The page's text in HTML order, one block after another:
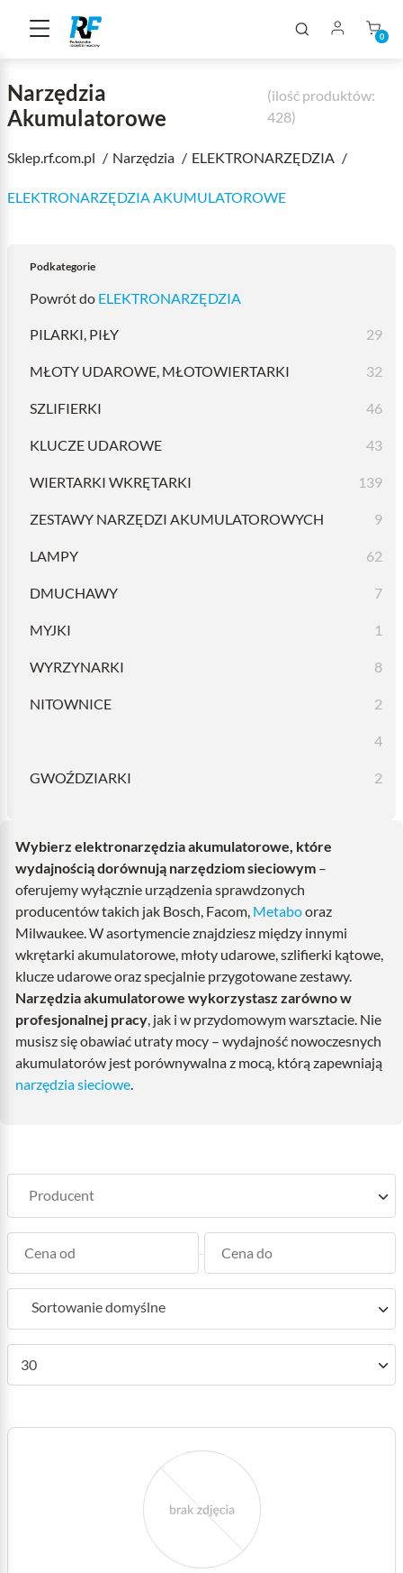
0
Narzędzia
Akumulatorowe
(ilość produktów:
428)
Sklep.rf.com.pl Narzędzia ELEKTRONARZĘDZIA
ELEKTRONARZĘDZIA AKUMULATOROWE
Podkategorie
Powrót do ELEKTRONARZĘDZIA
PILARKI, PIŁY 29
MŁOTY UDAROWE, MŁOTOWIERTARKI 32
SZLIFIERKI 46
KLUCZE UDAROWE 43
WIERTARKI WKRĘTARKI 139
ZESTAWY NARZĘDZI AKUMULATOROWYCH 9
LAMPY 62
DMUCHAWY 7
MYJKI 1
WYRZYNARKI 8
NITOWNICE 2
4
GWOŹDZIARKI 2
Wybierz elektronarzędzia akumulatorowe, które
wydajnością dorównują narzędziom sieciowym –
oferujemy wyłącznie urządzenia sprawdzonych
producentów takich jak Bosch, Facom, Metabooraz
Milwaukee. W asortymencie znajdziesz między innymi
wkrętarki akumulatorowe, młoty udarowe, szlifierki kątowe,
klucze udarowe oraz specjalnie przygotowane zestawy.
Narzędzia akumulatorowe wykorzystasz zarówno w
profesjonalnej pracy, jak i w przydomowym warsztacie. Nie
musisz się obawiać utraty mocy – wydajność nowoczesnych
akumulatorów jest porównywalna z mocą, którą zapewniają
narzędzia sieciowe.
-
Sortowanie domyślne
30